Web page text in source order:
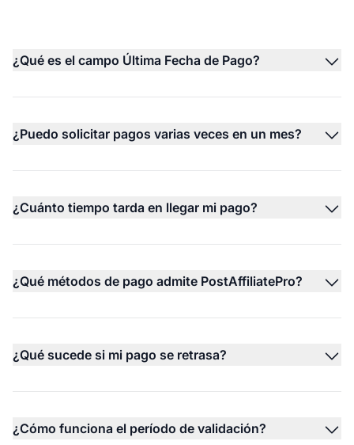
¿Qué es el campo Última Fecha de Pago?
¿Puedo solicitar pagos varias veces en un mes?
¿Cuánto tiempo tarda en llegar mi pago?
¿Qué métodos de pago admite PostAffiliatePro?
¿Qué sucede si mi pago se retrasa?
¿Cómo funciona el período de validación?